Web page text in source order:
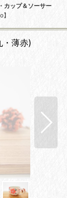
カップ＆ソーサー
薄赤)